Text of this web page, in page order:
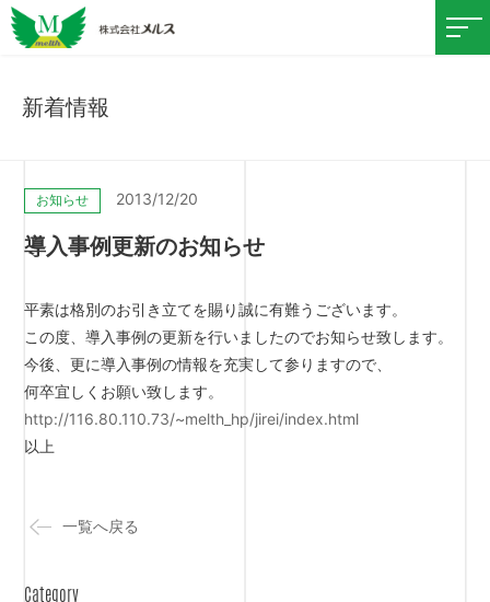
新着情報
一覧へ戻る
Category
お知らせ 2013/12/20
導入事例更新のお知らせ
平素は格別のお引き立てを賜り誠に有難うございます。
この度、導入事例の更新を行いましたのでお知らせ致します。
今後、更に導入事例の情報を充実して参りますので、
何卒宜しくお願い致します。
http://116.80.110.73/~melth_hp/jirei/index.html
以上